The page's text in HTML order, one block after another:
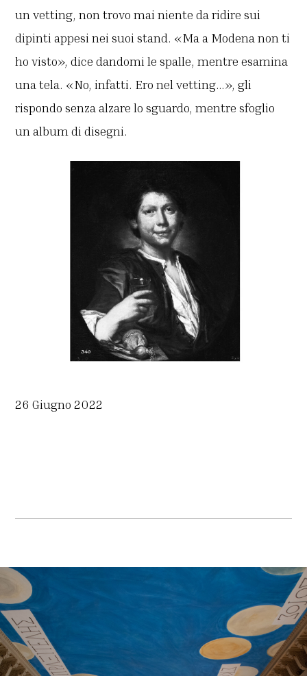
un vetting, non trovo mai niente da ridire sui
dipinti appesi nei suoi stand. «Ma a Modena non ti
ho visto», dice dandomi le spalle, mentre esamina
una tela. «No, infatti. Ero nel vetting…», gli
rispondo senza alzare lo sguardo, mentre sfoglio
un album di disegni.
26 Giugno 2022